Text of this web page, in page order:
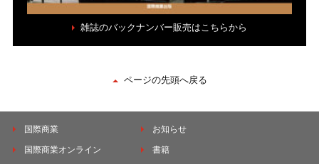
雑誌のバックナンバー販売はこちらから
ページの先頭へ戻る
国際商業
国際商業オンライン
お知らせ
書籍